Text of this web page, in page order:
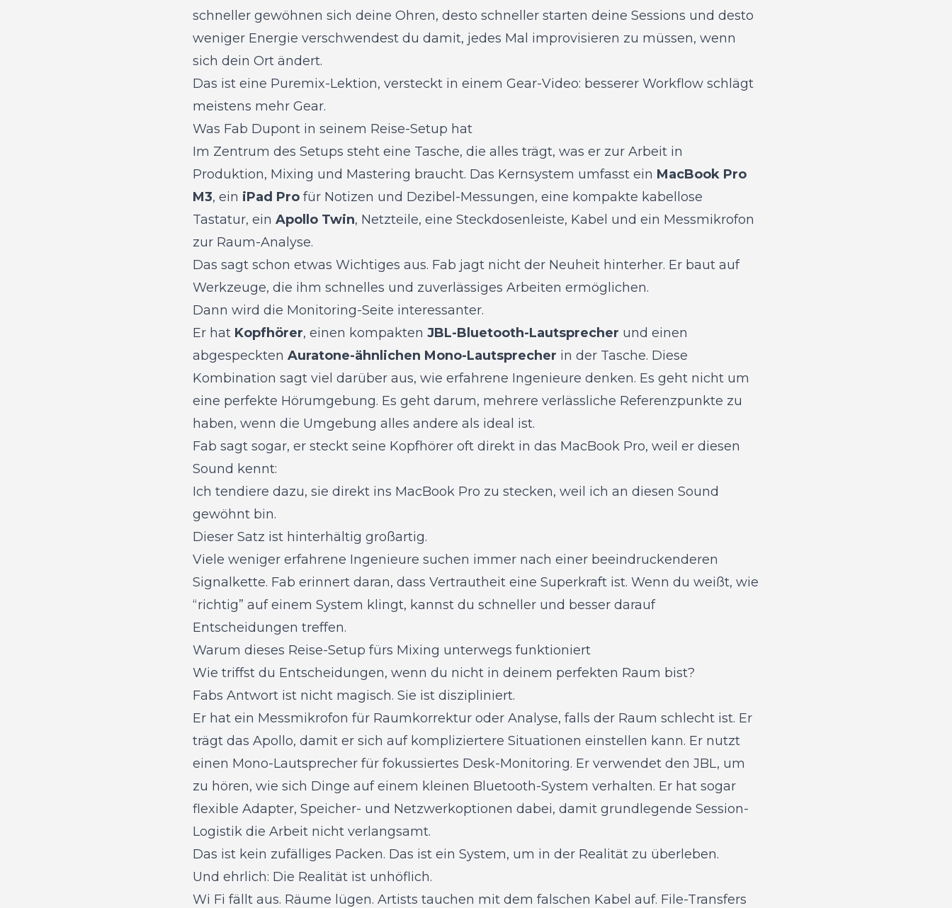
schneller gewöhnen sich deine Ohren, desto schneller starten deine Sessions und desto
weniger Energie verschwendest du damit, jedes Mal improvisieren zu müssen, wenn
sich dein Ort ändert.
Das ist eine Puremix-Lektion, versteckt in einem Gear-Video: besserer Workflow schlägt
meistens mehr Gear.
Was Fab Dupont in seinem Reise-Setup hat
Im Zentrum des Setups steht eine Tasche, die alles trägt, was er zur Arbeit in
Produktion, Mixing und Mastering braucht. Das Kernsystem umfasst ein MacBook Pro
M3, ein iPad Pro für Notizen und Dezibel-Messungen, eine kompakte kabellose
Tastatur, ein Apollo Twin, Netzteile, eine Steckdosenleiste, Kabel und ein Messmikrofon
zur Raum-Analyse.
Das sagt schon etwas Wichtiges aus. Fab jagt nicht der Neuheit hinterher. Er baut auf
Werkzeuge, die ihm schnelles und zuverlässiges Arbeiten ermöglichen.
Dann wird die Monitoring-Seite interessanter.
Er hat Kopfhörer, einen kompakten JBL-Bluetooth-Lautsprecher und einen
abgespeckten Auratone-ähnlichen Mono-Lautsprecher in der Tasche. Diese
Kombination sagt viel darüber aus, wie erfahrene Ingenieure denken. Es geht nicht um
eine perfekte Hörumgebung. Es geht darum, mehrere verlässliche Referenzpunkte zu
haben, wenn die Umgebung alles andere als ideal ist.
Fab sagt sogar, er steckt seine Kopfhörer oft direkt in das MacBook Pro, weil er diesen
Sound kennt:
Ich tendiere dazu, sie direkt ins MacBook Pro zu stecken, weil ich an diesen Sound
gewöhnt bin.
Dieser Satz ist hinterhältig großartig.
Viele weniger erfahrene Ingenieure suchen immer nach einer beeindruckenderen
Signalkette. Fab erinnert daran, dass Vertrautheit eine Superkraft ist. Wenn du weißt, wie
“richtig” auf einem System klingt, kannst du schneller und besser darauf
Entscheidungen treffen.
Warum dieses Reise-Setup fürs Mixing unterwegs funktioniert
Wie triffst du Entscheidungen, wenn du nicht in deinem perfekten Raum bist?
Fabs Antwort ist nicht magisch. Sie ist diszipliniert.
Er hat ein Messmikrofon für Raumkorrektur oder Analyse, falls der Raum schlecht ist. Er
trägt das Apollo, damit er sich auf kompliziertere Situationen einstellen kann. Er nutzt
einen Mono-Lautsprecher für fokussiertes Desk-Monitoring. Er verwendet den JBL, um
zu hören, wie sich Dinge auf einem kleinen Bluetooth-System verhalten. Er hat sogar
flexible Adapter, Speicher- und Netzwerkoptionen dabei, damit grundlegende Session-
Logistik die Arbeit nicht verlangsamt.
Das ist kein zufälliges Packen. Das ist ein System, um in der Realität zu überleben.
Und ehrlich: Die Realität ist unhöflich.
Wi Fi fällt aus. Räume lügen. Artists tauchen mit dem falschen Kabel auf. File-Transfers